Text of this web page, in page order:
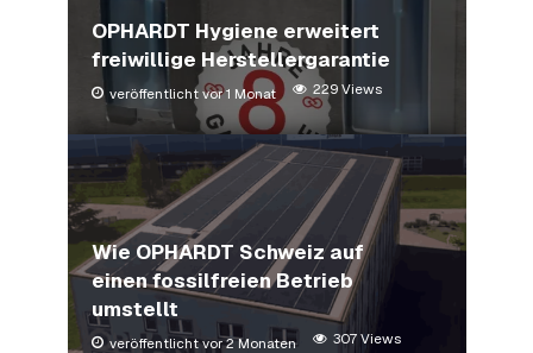
OPHARDT Hygiene erweitert
freiwillige Herstellergarantie
veröffentlicht vor 1 Monat 229 Views
Wie OPHARDT Schweiz auf
einen fossilfreien Betrieb
umstellt
veröffentlicht vor 2 Monaten 307 Views